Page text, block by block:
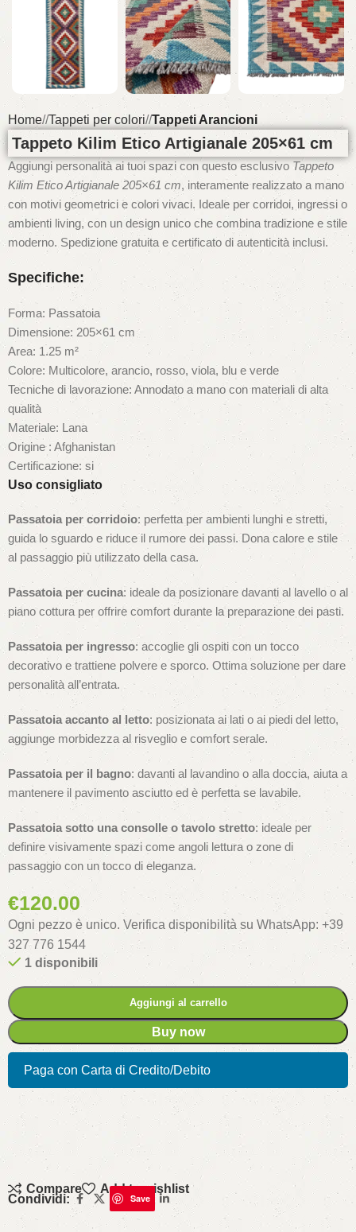
Home/ Tappeti per colori/ Tappeti Arancioni
Tappeto Kilim Etico Artigianale 205×61 cm
Aggiungi personalità ai tuoi spazi con questo esclusivo Tappeto
Kilim Etico Artigianale 205×61 cm, interamente realizzato a mano
con motivi geometrici e colori vivaci. Ideale per corridoi, ingressi o
ambienti living, con un design unico che combina tradizione e stile
moderno. Spedizione gratuita e certificato di autenticità inclusi.
Specifiche:
Forma: Passatoia
Dimensione: 205×61 cm
Area: 1.25 m²
Colore: Multicolore, arancio, rosso, viola, blu e verde
Tecniche di lavorazione: Annodato a mano con materiali di alta
qualità
Materiale: Lana
Origine : Afghanistan
Certificazione: si
Uso consigliato
Passatoia per corridoio: perfetta per ambienti lunghi e stretti,
guida lo sguardo e riduce il rumore dei passi. Dona calore e stile
al passaggio più utilizzato della casa.
Passatoia per cucina: ideale da posizionare davanti al lavello o al
piano cottura per offrire comfort durante la preparazione dei pasti.
Passatoia per ingresso: accoglie gli ospiti con un tocco
decorativo e trattiene polvere e sporco. Ottima soluzione per dare
personalità all’entrata.
Passatoia accanto al letto: posizionata ai lati o ai piedi del letto,
aggiunge morbidezza al risveglio e comfort serale.
Passatoia per il bagno: davanti al lavandino o alla doccia, aiuta a
mantenere il pavimento asciutto ed è perfetta se lavabile.
Passatoia sotto una consolle o tavolo stretto: ideale per
definire visivamente spazi come angoli lettura o zone di
passaggio con un tocco di eleganza.
€120.00
Ogni pezzo è unico. Verifica disponibilità su WhatsApp: +39
327 776 1544
1 disponibili
Aggiungi al carrello
Buy now
Paga con Carta di Credito/Debito
Compare Add to wishlist
Condividi: Save